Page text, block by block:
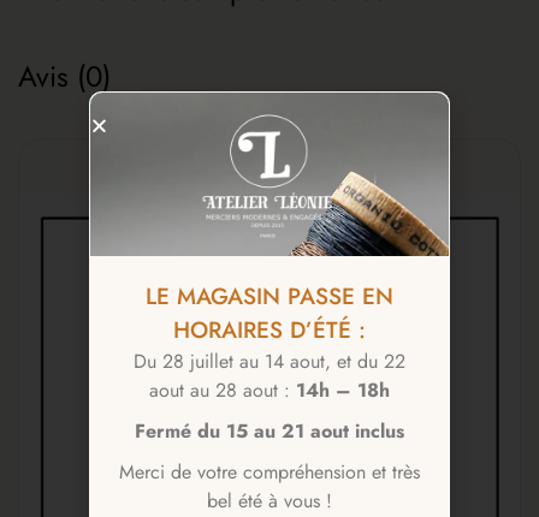
Avis (0)
LE MAGASIN PASSE EN
HORAIRES D’ÉTÉ :
Du 28 juillet au 14 aout, et du 22
aout au 28 aout : 14h – 18h
Fermé du 15 au 21 aout inclus
Merci de votre compréhension et très
bel été à vous !